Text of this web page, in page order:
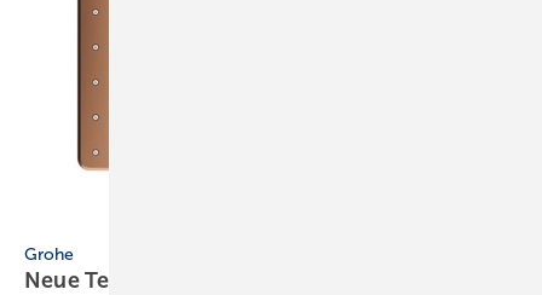
Grohe
Neue Technologie schafft 27 Stellen